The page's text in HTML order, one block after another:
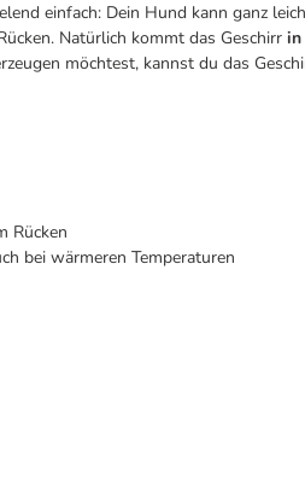
einfach: Dein Hund kann ganz
Natürlich kommt das Geschirr in
möchtest, kannst du das
Rücken
bei wärmeren Temperaturen